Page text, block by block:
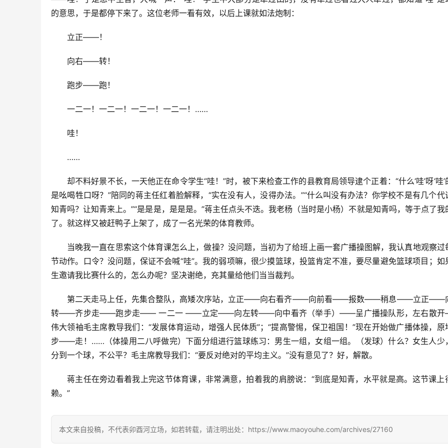
的意思，于是都停下来了。这位老师一看有效，以后上课就如法炮制：
立正——！
向右——转！
跑步——跑！
一二一！一二一！一二一！一二一！……
哇！
……
却不料好景不长，一天他正在命令学生“哇！”时，被下来检查工作的县教育局领导逮个正着：“什么‘哇’呀‘哇’
是吆喝牲口呀？”陪同的蒋主任红着脸解释，“实在没有人，没得办法。”“什么叫没有办法？你学校不是有几个代
知青吗？让知青来上。”“是是是，是是是。”蒋主任点头不迭。我老杨（当时是小杨）不就是知青吗，等于点了我
了。就这样又被赶鸭子上架了，成了一名光荣的体育教师。
当晚我一直在思索这个体育课怎么上，做操？没问题，当初为了给班上画一套广播操图解，我认真地观察过
节动作。口令？没问题，保证不会喊“哇”。我的弱项嘛，很少摸篮球，投篮肯定不准，要尽量避免篮球项目；如
生邀请我比赛什么的，怎么办呢？坚决谢绝，充其量给他们当当裁判。
第二天走马上任，先集合整队，高矮次序站，立正——向右看齐——向前看——报数——稍息——立正——
转——齐步走——跑步走—— 一二一 ——立定——向左转——向中看齐（举手）——呈广播操队形，左右散
伟大领袖毛主席教导我们：“发展体育运动，增强人民体质”；“提高警惕，保卫祖国！”现在开始做广播体操，原
步——走！……（体操用二八呼做完）下面分组进行篮球练习：男生一组，女组一组。（发球）什么？女生人少
分到一个球，不公平？毛主席教导我们：“要反对绝对的平均主义。”没有意见了？好，解散。
蒋主任在旁边看着我上完这节体育课，非常满意，拍着我的肩膀说：“到底是知青，水平就是高。这节课上
赖。”
本文来自投稿，不代表卯酉河立场，如若转载，请注明出处：https://www.maoyouhe.com/archives/27160